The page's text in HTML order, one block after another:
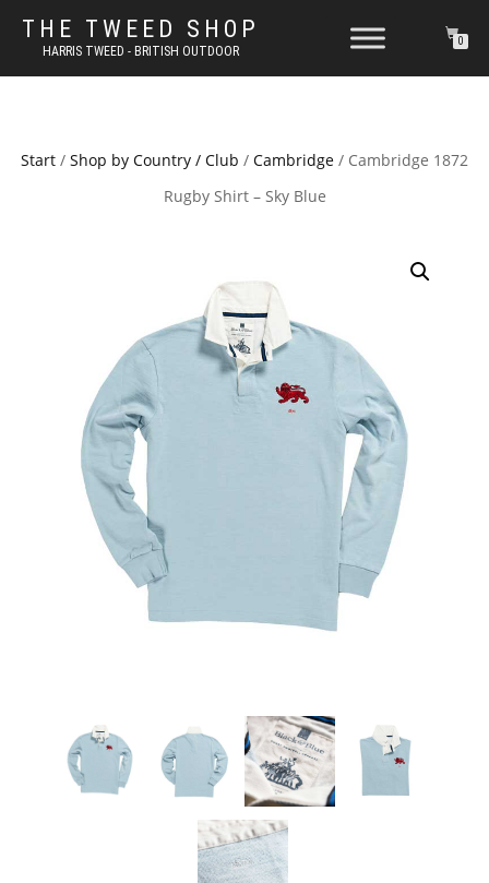
THE TWEED SHOP
HARRIS TWEED - BRITISH OUTDOOR
0
Start / Shop by Country / Club / Cambridge / Cambridge 1872
Rugby Shirt – Sky Blue